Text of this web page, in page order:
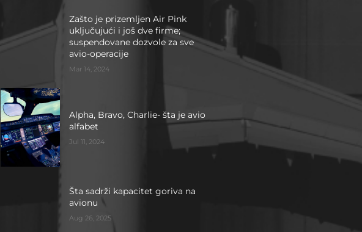
Zašto je prizemljen Air Pink
uključujući i još dve firme;
suspendovane dozvole za sve
avio-operacije
Mar 14, 2024
Alpha, Bravo, Charlie- šta je avio
alfabet
Jul 11, 2024
Šta sadrži kapacitet goriva na
avionu
Aug 26, 2025